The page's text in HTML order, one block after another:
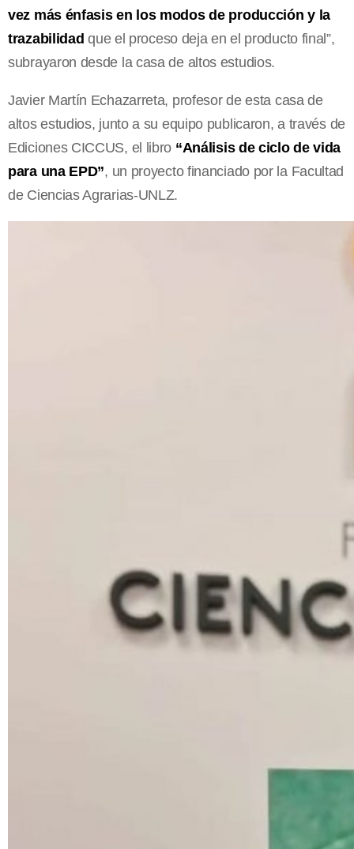
vez más énfasis en los modos de producción y la
trazabilidad que el proceso deja en el producto final”,
subrayaron desde la casa de altos estudios.
Javier Martín Echazarreta, profesor de esta casa de
altos estudios, junto a su equipo publicaron, a través de
Ediciones CICCUS, el libro “Análisis de ciclo de vida
para una EPD”, un proyecto financiado por la Facultad
de Ciencias Agrarias-UNLZ.